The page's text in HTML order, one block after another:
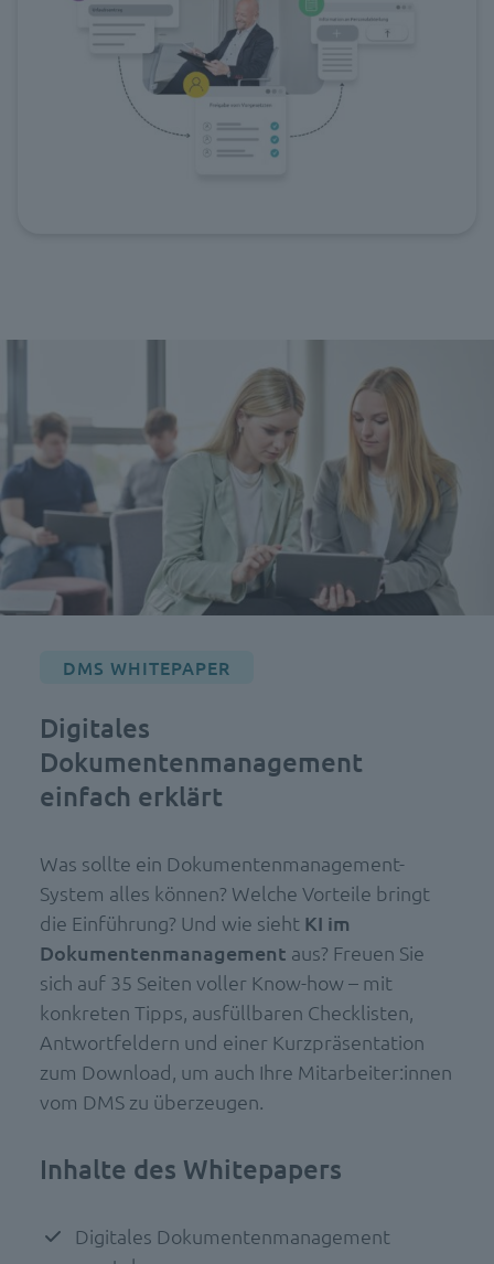
DMS WHITEPAPER
Digitales
Dokumentenmanagement
einfach erklärt
Was sollte ein Dokumentenmanagement-
System alles können? Welche Vorteile bringt
die Einführung? Und wie sieht KI im
Dokumentenmanagement aus? Freuen Sie
sich auf 35 Seiten voller Know-how – mit
konkreten Tipps, ausfüllbaren Checklisten,
Antwortfeldern und einer Kurzpräsentation
zum Download, um auch Ihre Mitarbeiter:innen
vom DMS zu überzeugen.
Inhalte des Whitepapers
Digitales Dokumentenmanagement